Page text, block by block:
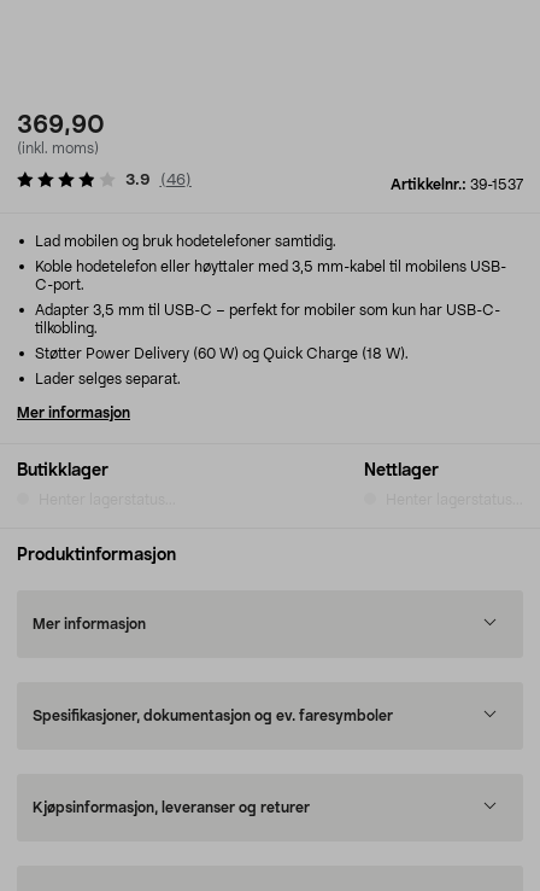
369,90
(inkl. moms)
Artikkelnr.: 39-1537
3.9 (46)
Butikklager Nettlager
Lad mobilen og bruk hodetelefoner samtidig.
Koble hodetelefon eller høyttaler med 3,5 mm-kabel til mobilens USB-
C-port.
Adapter 3,5 mm til USB-C – perfekt for mobiler som kun har USB-C-
tilkobling.
Støtter Power Delivery (60 W) og Quick Charge (18 W).
Lader selges separat.
Mer informasjon
Produktinformasjon
Mer informasjon
Spesifikasjoner, dokumentasjon og ev. faresymboler
Kjøpsinformasjon, leveranser og returer